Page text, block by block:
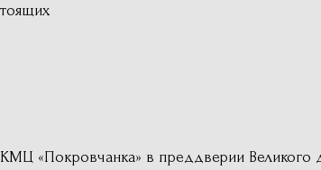
«Покровчанка» в преддверии